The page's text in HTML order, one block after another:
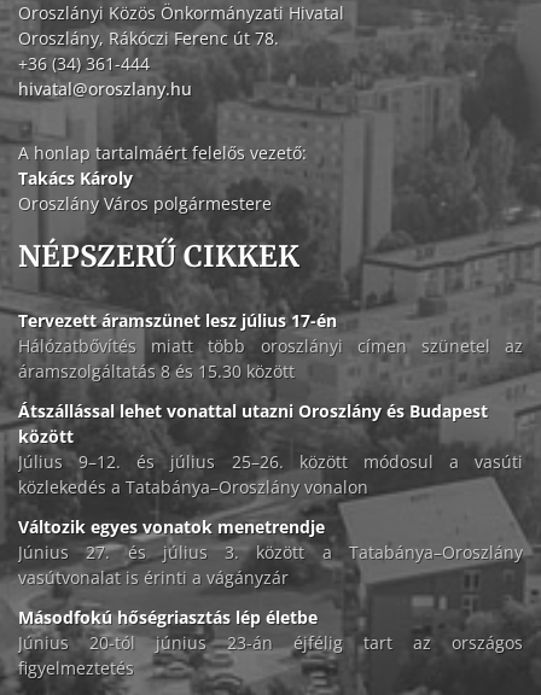
Oroszlányi Közös Önkormányzati Hivatal
Oroszlány, Rákóczi Ferenc út 78.
+36 (34) 361-444
hivatal@oroszlany.hu
A honlap tartalmáért felelős vezető:
Takács Károly
Oroszlány Város polgármestere
NÉPSZERŰ CIKKEK
Tervezett áramszünet lesz július 17-én
Hálózatbővítés miatt több oroszlányi címen szünetel az
áramszolgáltatás 8 és 15.30 között
Átszállással lehet vonattal utazni Oroszlány és Budapest
között
Július 9–12. és július 25–26. között módosul a vasúti
közlekedés a Tatabánya–Oroszlány vonalon
Változik egyes vonatok menetrendje
Június 27. és július 3. között a Tatabánya–Oroszlány
vasútvonalat is érinti a vágányzár
Másodfokú hőségriasztás lép életbe
Június 20-tól június 23-án éjfélig tart az országos
figyelmeztetés